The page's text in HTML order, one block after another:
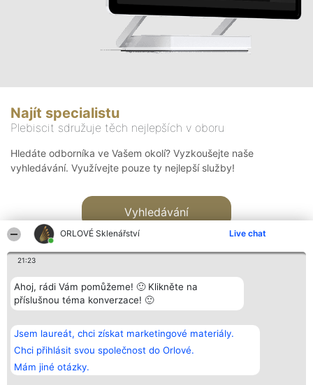
ORLOVÉ Sklenářství Live chat
21:23
Ahoj, rádi Vám pomůžeme! 🙂 Klikněte na
příslušnou téma konverzace! 🙂
Jsem laureát, chci získat marketingové materiály.
Chci přihlásit svou společnost do Orlové.
Mám jiné otázky.
Najít specialistu
Plebiscit sdružuje těch nejlepších v oboru
Hledáte odborníka ve Vašem okolí? Vyzkoušejte naše
vyhledávání. Využívejte pouze ty nejlepší služby!
Vyhledávání
Bright Side Solutions sp. z o.
o. sp. k.
ul. Ruska 22
Wrocław 50-079
KRS 0000749100 | Regon
381313360 | NIP 8943132676
Vítězové
Seznam všech
laureátů
Zásady
Zásady
Kontakt